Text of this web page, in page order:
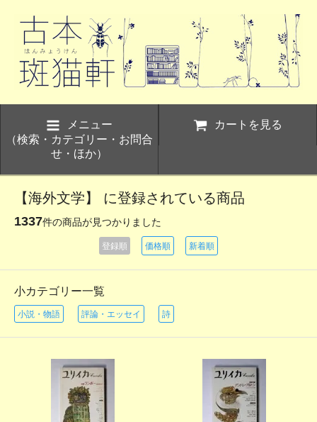
メニュー
（検索・カテゴリー・お問合
せ・ほか）
カートを見る
【海外文学】 に登録されている商品
1337件の商品が見つかりました
登録順 価格順 新着順
小カテゴリー一覧
小説・物語 評論・エッセイ 詩